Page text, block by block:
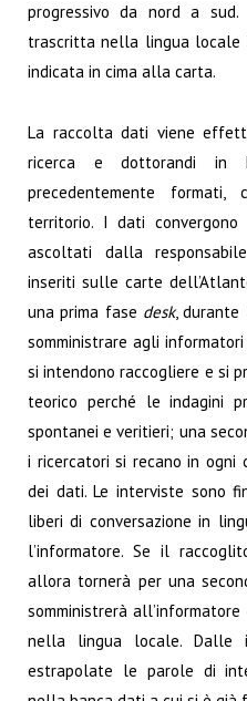
progressivo da nord a
trascritta nella lingua locale
indicata in cima alla carta.
La raccolta dati viene
ricerca e dottorandi in
precedentemente
territorio. I dati
ascoltati dalla
inseriti sulle carte
una prima fase desk,
somministrare agli
si intendono raccogliere e si
teorico perché le indagini
spontanei e veritieri; una
i ricercatori si recano in ogni
dei dati. Le interviste sono
liberi di conversazione in
l’informatore. Se il
allora tornerà per una
somministrerà
nella lingua locale. Dalle
estrapolate le parole di